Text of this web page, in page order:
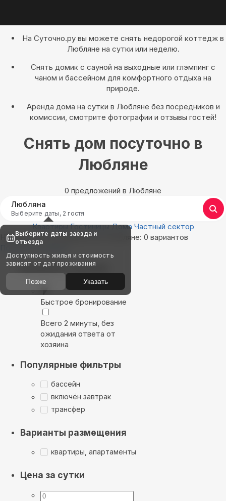
На Суточно.ру вы можете снять недорогой коттедж в
Любляне на сутки или неделю.
Снять домик с сауной на выходные или глэмпинг с
чаном и бассейном для комфортного отдыха на
природе.
Аренда дома на сутки в Любляне без посредников и
комиссии, смотрите фотографии и отзывы гостей!
Снять дом посуточно в
Любляне
0 предложений в Любляне
Любляна
Выберите даты, 2 гостя
Квартиры Гостиницы Дома Частный сектор
Найдём, где остановиться в Любляне: 0 вариантов
Показать на карте
Выбирайте лучшее
Быстрое бронирование
Всего 2 минуты, без
ожидания ответа от
хозяина
Популярные фильтры
бассейн
включён завтрак
трансфер
Варианты размещения
квартиры, апартаменты
Цена за сутки
Выберите даты заезда и
отъезда
Доступность жилья и стоимость
зависят от дат проживания
Позже Указать